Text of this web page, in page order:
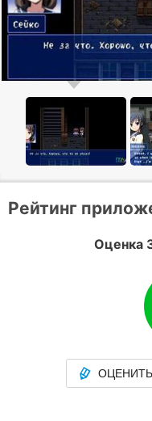
Рейтинг
Оценка
ОЦЕНИТЬ